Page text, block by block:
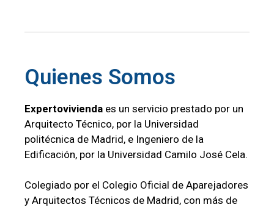
Quienes Somos
Expertovivienda es un servicio prestado por un
Arquitecto Técnico, por la Universidad
politécnica de Madrid, e Ingeniero de la
Edificación, por la Universidad Camilo José Cela.
Colegiado por el Colegio Oficial de Aparejadores
y Arquitectos Técnicos de Madrid, con más de